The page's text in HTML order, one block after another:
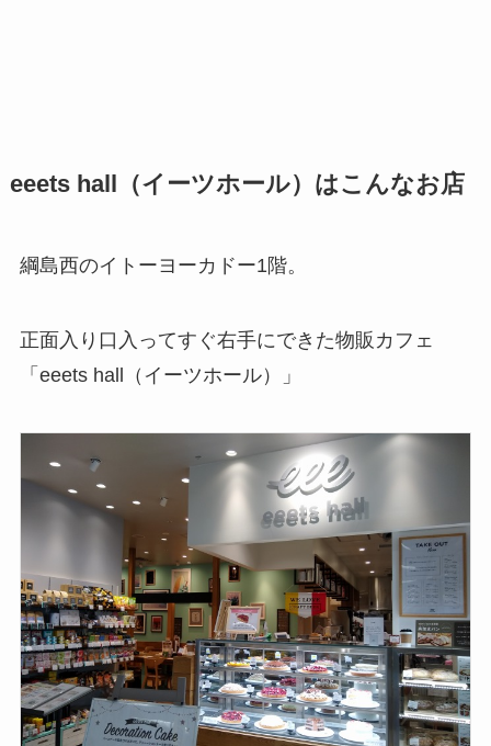
eeets hall（イーツホール）はこんなお店
綱島西のイトーヨーカドー1階。
正面入り口入ってすぐ右手にできた物販カフェ
「eeets hall（イーツホール）」